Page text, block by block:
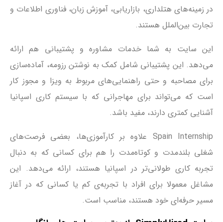
در زمینه‌های هتلداری، بازاریابی، آموزش زبان، فناوری اطلاعات و
تجارت بین‌الملل هستند.
این سایت به شما خدمات مشاوره و پشتیبانی هم ارائه
می‌دهد. این پشتیبانی شامل کمک به نوشتن رزومه، آماده‌سازی
برای مصاحبه و حتی راهنمایی‌های مربوط به ویزا و مجوز کار
است که می‌تواند برای مهاجرانی که با سیستم کاری اسپانیا
آشنایی کمتری دارند، مفید باشد.
Spain Internship علاوه بر کارآموزی‌ها، بعضی فرصت‌های
شغلی بلندمدت و کوتاه‌مدت را هم برای کسانی که به دنبال
تجربه کاری طولانی‌تر در اسپانیا هستند، ارائه می‌دهد. این
مشاغل معمولا برای افراد با تجربه‌ی کم یا کسانی که در آغاز
مسیر حرفه‌ای خود هستند، مناسب است.